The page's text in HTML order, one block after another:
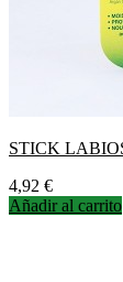
STICK
Precio
4,92 €
Añadir al carrito